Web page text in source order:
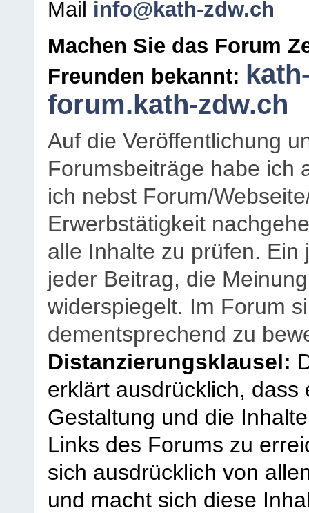
Mail info@kath-zdw.ch
Machen Sie das Forum
Freunden bekannt:
forum.kath-zdw.ch
Auf die Veröffentlichung
Forumsbeiträge habe ich
ich nebst Forum/
Erwerbstätigkeit
alle Inhalte zu prüfen.
jeder Beitrag, die
widerspiegelt. Im Forum
dementsprechend zu
Distanzierungsklausel:
erklärt ausdrücklich,
Gestaltung und die
Links des Forums zu
sich ausdrücklich von
und macht sich diese